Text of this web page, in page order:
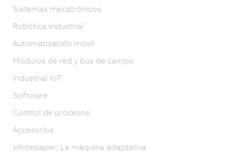
Sistemas mecatrónicos
Robótica industrial
Automatización móvil
Módulos de red y bus de campo
Industrial IoT
Software
Control de procesos
Accesorios
Whitepaper: La máquina adaptativa